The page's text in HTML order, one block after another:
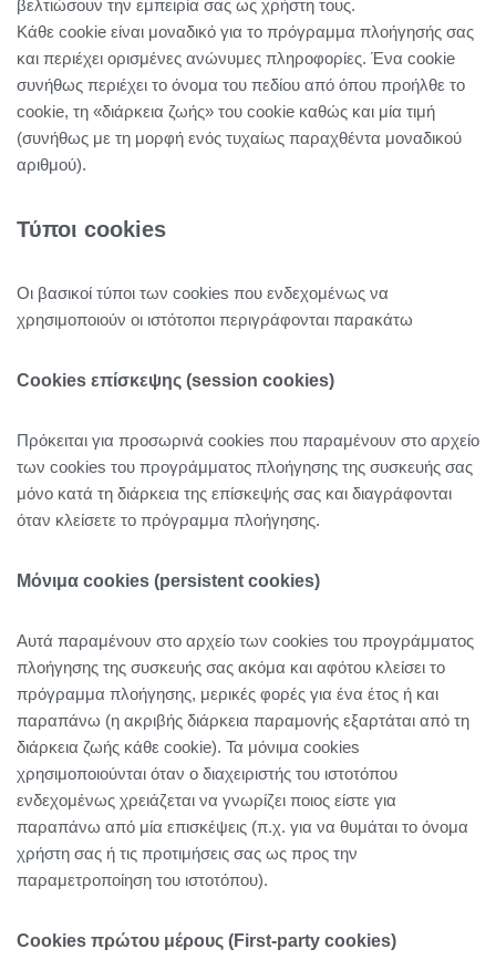
βελτιώσουν την εμπειρία σας ως χρήστη τους.
Κάθε cookie είναι μοναδικό για το πρόγραμμα πλοήγησής σας
και περιέχει ορισμένες ανώνυμες πληροφορίες. Ένα cookie
συνήθως περιέχει το όνομα του πεδίου από όπου προήλθε το
cookie, τη «διάρκεια ζωής» του cookie καθώς και μία τιμή
(συνήθως με τη μορφή ενός τυχαίως παραχθέντα μοναδικού
αριθμού).
Τύποι cookies
Οι βασικοί τύποι των cookies που ενδεχομένως να
χρησιμοποιούν οι ιστότοποι περιγράφονται παρακάτω
Cookies επίσκεψης (session cookies)
Πρόκειται για προσωρινά cookies που παραμένουν στο αρχείο
των cookies του προγράμματος πλοήγησης της συσκευής σας
μόνο κατά τη διάρκεια της επίσκεψής σας και διαγράφονται
όταν κλείσετε το πρόγραμμα πλοήγησης.
Μόνιμα cookies (persistent cookies)
Αυτά παραμένουν στο αρχείο των cookies του προγράμματος
πλοήγησης της συσκευής σας ακόμα και αφότου κλείσει το
πρόγραμμα πλοήγησης, μερικές φορές για ένα έτος ή και
παραπάνω (η ακριβής διάρκεια παραμονής εξαρτάται από τη
διάρκεια ζωής κάθε cookie). Τα μόνιμα cookies
χρησιμοποιούνται όταν ο διαχειριστής του ιστοτόπου
ενδεχομένως χρειάζεται να γνωρίζει ποιος είστε για
παραπάνω από μία επισκέψεις (π.χ. για να θυμάται το όνομα
χρήστη σας ή τις προτιμήσεις σας ως προς την
παραμετροποίηση του ιστοτόπου).
Cookies πρώτου μέρους (First-party cookies)